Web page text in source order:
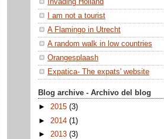
Invading Holland
I am not a tourist
A Flamingo in Utrecht
A random walk in low countries
Orangesplaash
Expatica- The expats' website
Blog archive - Archivo del blog
► 2015 (3)
► 2014 (1)
► 2013 (3)